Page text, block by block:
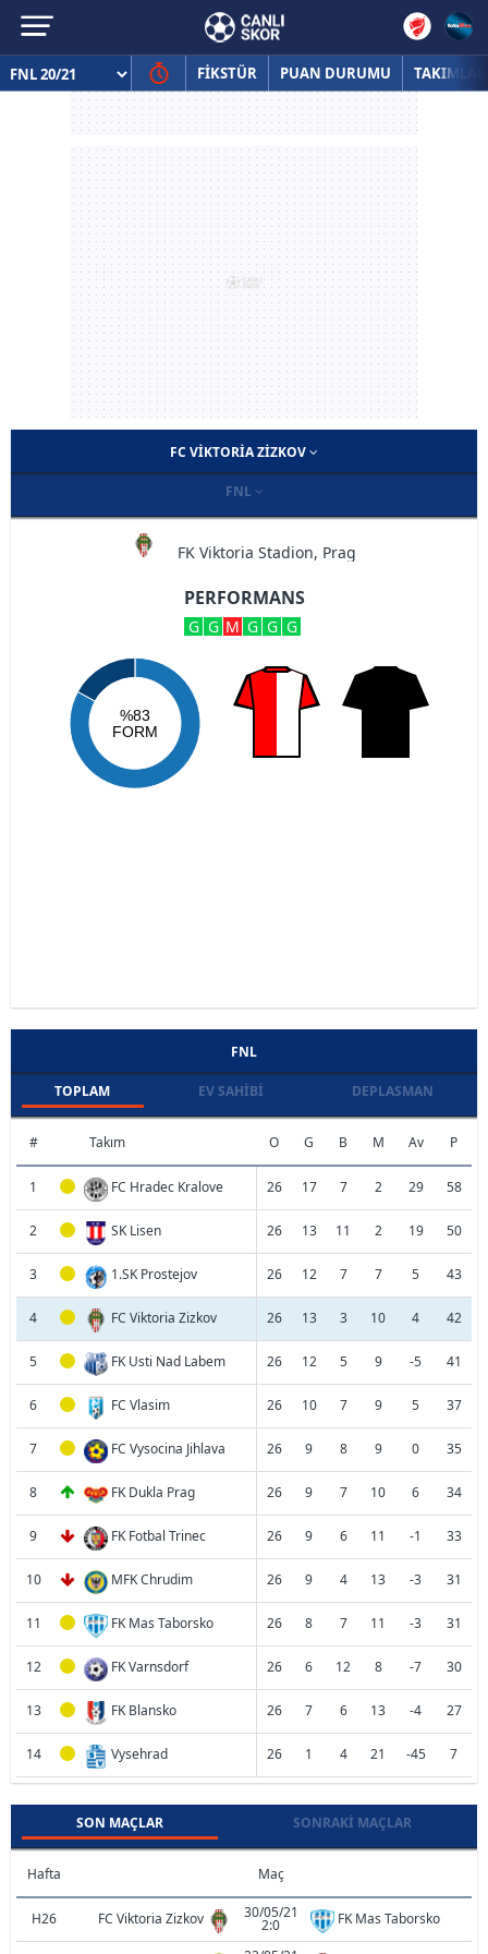
FİKSTÜR PUAN DURUMU TAKIMLAR
FC VIKTORIA ZIZKOV
FNL
FK Viktoria Stadion, Prag
PERFORMANS
G G M G G G
%83
FORM
FNL
TOPLAM EV SAHIBI DEPLASMAN
# Takım O G B M Av P
1 FC Hradec Kralove 26 17 7 2 29 58
2 SK Lisen 26 13 11 2 19 50
3 1.SK Prostejov 26 12 7 7 5 43
4 FC Viktoria Zizkov 26 13 3 10 4 42
5 FK Usti Nad Labem 26 12 5 9 -5 41
6 FC Vlasim 26 10 7 9 5 37
7 FC Vysocina Jihlava 26 9 8 9 0 35
8 FK Dukla Prag 26 9 7 10 6 34
9 FK Fotbal Trinec 26 9 6 11 -1 33
10 MFK Chrudim 26 9 4 13 -3 31
11 FK Mas Taborsko 26 8 7 11 -3 31
12 FK Varnsdorf 26 6 12 8 -7 30
13 FK Blansko 26 7 6 13 -4 27
14 Vysehrad 26 1 4 21 -45 7
SON MAÇLAR SONRAKI MAÇLAR
Hafta Maç
H26 FC Viktoria Zizkov 30/05/21
2:0 FK Mas Taborsko